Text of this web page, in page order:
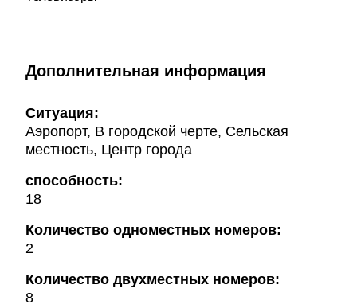
Дополнительная информация
Ситуация:
Аэропорт, В городской черте, Сельская
местность, Центр города
способность:
18
Количество одноместных номеров:
2
Количество двухместных номеров:
8